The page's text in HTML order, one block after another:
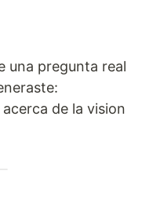
una pregunta real
de la vision